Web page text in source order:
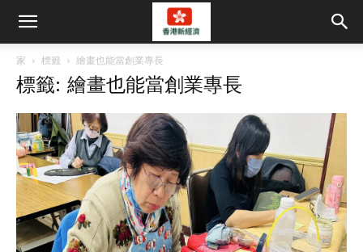
家 標籤 繪畫也能當創業專長
標籤: 繪畫也能當創業專長